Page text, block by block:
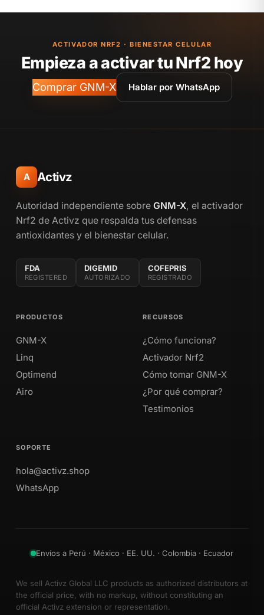
ACTIVADOR NRF2 · BIENESTAR CELULAR
Empieza a activar tu Nrf2 hoy
Comprar GNM-X Hablar por WhatsApp
A Activz
Autoridad independiente sobre GNM-X, el activador
Nrf2 de Activz que respalda tus defensas
antioxidantes y el bienestar celular.
FDA
REGISTERED
DIGEMID
AUTORIZADO
COFEPRIS
REGISTRADO
PRODUCTOS
GNM-X
Linq
Optimend
Airo
RECURSOS
¿Cómo funciona?
Activador Nrf2
Cómo tomar GNM-X
¿Por qué comprar?
Testimonios
SOPORTE
hola@activz.shop
WhatsApp
Envíos a Perú · México · EE. UU. · Colombia · Ecuador
We sell Activz Global LLC products as authorized distributors at
the official price, with no markup, without constituting an
official Activz extension or representation.